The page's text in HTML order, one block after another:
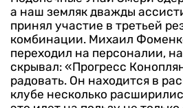
а наш земляк дважды
принял участие в третьей
комбинации. Михаил
переходил на персоналии,
скрывал: «Прогресс
радовать. Он находится в
клубе несколько